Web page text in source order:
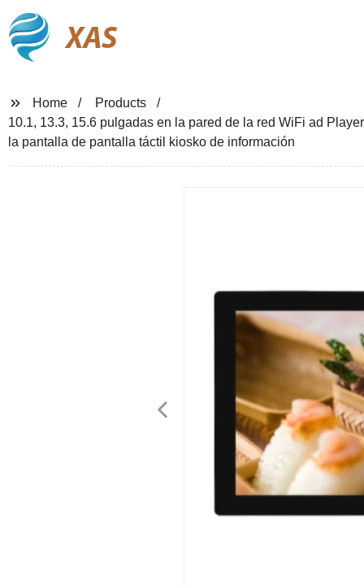
XAS
Home
Products
10.1, 13.3, 15.6 pulgadas en la pared de la red WiFi ad
la pantalla de pantalla táctil kiosko de información